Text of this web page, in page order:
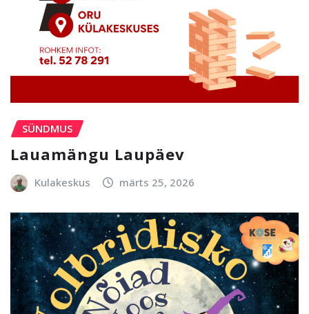
SÜNDMUS
Lauamängu Laupäev
Kulakeskus märts 25, 2026